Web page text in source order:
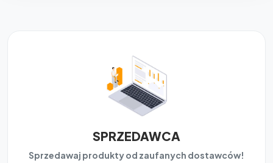
SPRZEDAWCA
Sprzedawaj produkty od zaufanych dostawców!